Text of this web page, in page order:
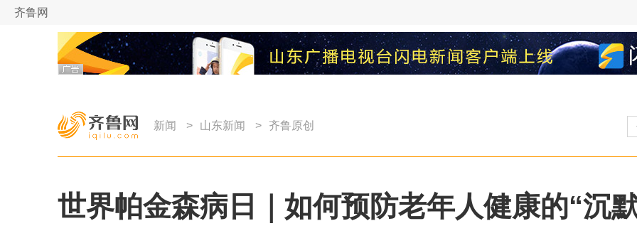
齐鲁网
新闻 > 山东新闻 > 齐鲁原创
世界帕金森病日｜如何预防老年人健康的“沉